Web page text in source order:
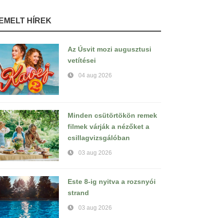
HÍREK
Az Úsvit mozi augusztusi
vetítései
04 aug 2026
Minden csütörtökön remek
filmek várják a nézőket a
csillagvizsgálóban
03 aug 2026
Este 8-ig nyitva a rozsnyói
strand
03 aug 2026